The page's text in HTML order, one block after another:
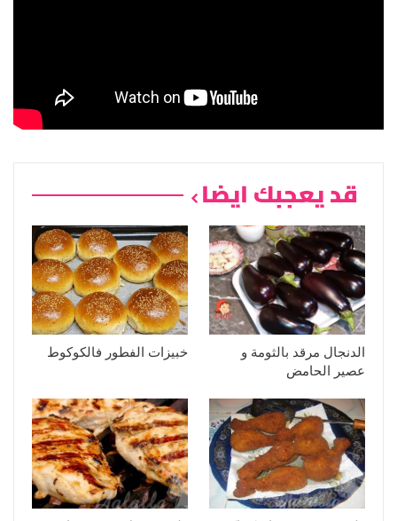
قد يعجبك ايضا
الدنجال مرقد بالثومة و
عصير الحامض
خبيزات الفطور فالكوكوط